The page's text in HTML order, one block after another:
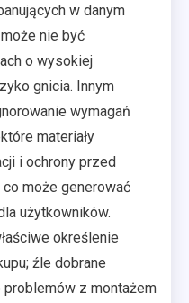
w danym
nie być
o wysokiej
gnicia. Innym
wymagań
materiały
i ochrony przed
może generować
użytkowników.
określenie
źle dobrane
z montażem